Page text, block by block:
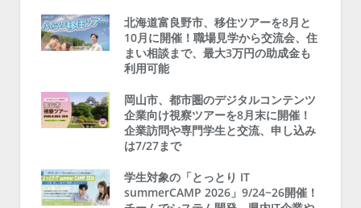
北海道富良野市、移住ツアーを8月と
10月に開催！職場見学から交流会、住
まい相談まで、最大3万円の助成金も
利用可能
岡山市、都市圏のデジタルコンテンツ
企業向け視察ツアーを8月末に開催！
企業訪問や専門学生と交流、申し込み
は7/27まで
学生対象の「とっとり IT
summerCAMP 2026」9/24~26開催！